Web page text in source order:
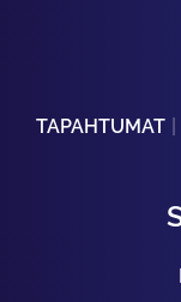
TAPAHTUMAT